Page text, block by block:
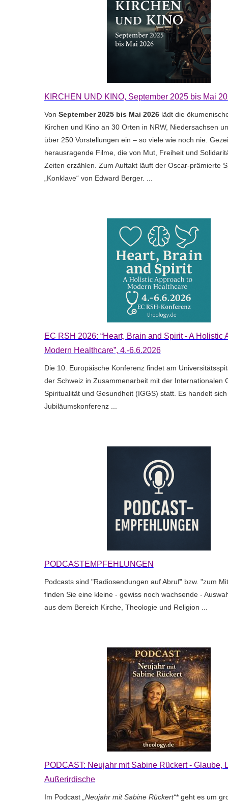
KIRCHEN UND KINO, September 2025 bis Mai
Von September 2025 bis Mai 2026 lädt die
Kirchen und Kino an 30 Orten in NRW, Niedersachsen
über 250 Vorstellungen ein – so viele wie noch nie.
herausragende Filme, die von Mut, Freiheit und
Zeiten erzählen. Zum Auftakt läuft der Oscar-prämierte
„Konklave“ von Edward Berger. ...
EC RSH 2026: “Heart, Brain and Spirit - A Holistic
Modern Healthcare”, 4.-6.6.2026
Die 10. Europäische Konferenz findet am
der Schweiz in Zusammenarbeit mit der Internationalen
Spiritualität und Gesundheit (IGGS) statt. Es handelt
Jubiläumskonferenz ...
PODCASTEMPFEHLUNGEN
Podcasts sind "Radiosendungen auf Abruf" bzw. "zum
finden Sie eine kleine - gewiss noch wachsende -
aus dem Bereich Kirche, Theologie und Religion ...
PODCAST: Neujahr mit Sabine Rückert - Glaube,
Außerirdische
Im Podcast „Neujahr mit Sabine Rückert“* geht es um